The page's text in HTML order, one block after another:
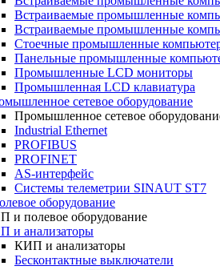
Встраиваемые промышленные
Встраиваемые промышленные
Стоечные промышленные
Панельные промышленные
Промышленные LCD мониторы
Промышленная LCD клавиатура
сетевое оборудование
Промышленное сетевое
Industrial Ethernet
PROFIBUS
PROFINET
AS-интерфейс
Системы телеметрии SINAUT ST7
оборудование
и полевое оборудование
и анализаторы
КИП и анализаторы
Бесконтактные выключатели